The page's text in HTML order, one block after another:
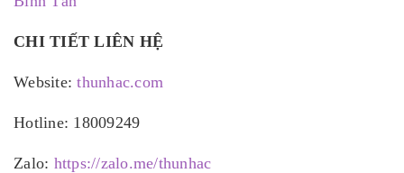
CHI TIẾT LIÊN HỆ
Website:thunhac.com
Hotline: 18009249
Zalo: https://zalo.me/thunhac